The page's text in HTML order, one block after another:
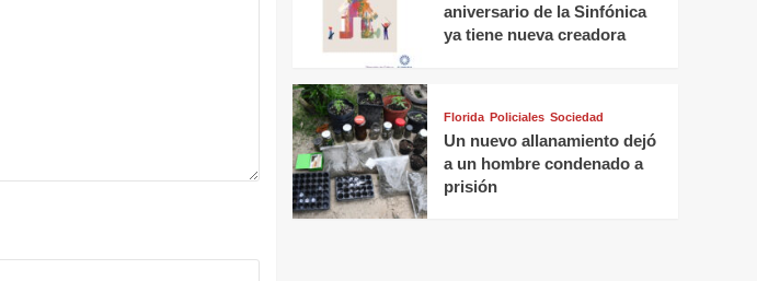
aniversario de la Sinfónica
ya tiene nueva creadora
Florida Policiales Sociedad
Un nuevo allanamiento dejó
a un hombre condenado a
prisión